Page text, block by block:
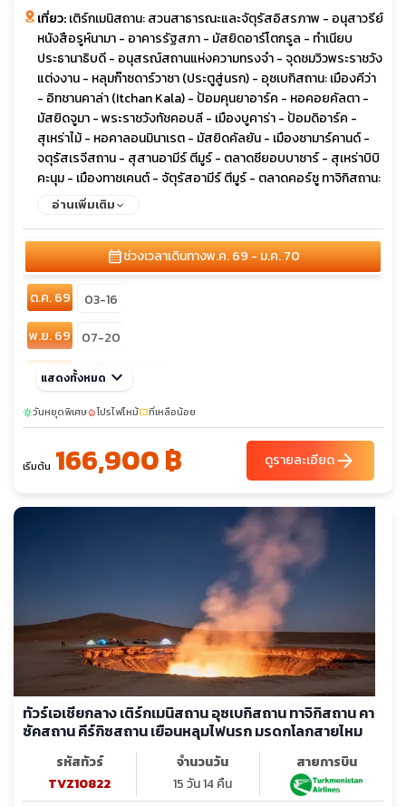
เที่ยว:เติร์กเมนิสถาน: สวนสาธารณะและจัตุรัสอิสรภาพ - อนุสาวรีย์
หนังสือรูห์นามา - อาคารรัฐสภา - มัสยิดอาร์โตกรูล - ทำเนียบ
ประธานาธิบดี - อนุสรณ์สถานแห่งความทรงจำ - จุดชมวิวพระราชวัง
แต่งงาน - หลุมก๊าซดาร์วาซา (ประตูสู่นรก) - อุซเบกิสถาน: เมืองคีว่า
- อิทชานคาล่า (Itchan Kala) - ป้อมคุนยาอาร์ค - หอคอยคัลตา -
มัสยิดจูมา - พระราชวังทัชคอบลี - เมืองบูคาร่า - ป้อมดิอาร์ค -
สุเหร่าไม้ - หอคาลอนมินาเรต - มัสยิดคัลยัน - เมืองซามาร์คานด์ -
จตุรัสเรจีสถาน - สุสานอามีร์ ตีมูร์ - ตลาดซียอบบาซาร์ - สุเหร่าบิบิ
คะนุม - เมืองทาชเคนต์ - จัตุรัสอามีร์ ตีมูร์ - ตลาดคอร์ซู ทาจิกิสถาน:
เมืองปันจาเคนท์ - เมืองดูชานเบ - พิพิธภัณฑ์โบราณวัตถุแห่งชาติ -
งอัลมาตี - ทะเลสาบโคลไซ - หุบเขาสีดำ - หุบเขาชารีนแคนยอน - ชิม
บูลัก สกีรีสอร์ท - สวนสาธารณะแพนฟิลอฟ - วิหารเซนคอฟ -
โรงงานช็อคโกแลต - ถนนอาร์บัต - คีร์กีซสถาน: เมืองบิชเคก -
จัตุรัสกลางอาละทู - จัตุรัสประชาธิปไตย - มัสยิดกลางแห่งเมือ
งบิชเคก - อุทยานแห่งชาติอะลา อาร์ชา - อนุสาวรีย์มานาส
อ่านเพิ่มเติม
calendar_monthช่วงเวลาเดินทางพ.ค. 69 - ม.ค. 70
ต.ค. 69
03-16
พ.ย. 69
07-20
ธ.ค. 69
sunny
05-18
sunny
แสดงทั้งหมด keyboard_arrow_down
sunnyวันหยุดพิเศษlocal_fire_departmentโปรไฟไหม้confirmation_numberที่เหลือน้อย
เริ่มต้น 166,900 ฿ ดูรายละเอียดarrow_forward
ทัวร์เอเชียกลาง เติร์กเมนิสถาน อุซเบกิสถาน ทาจิกิสถาน คา
ซัคสถาน คีร์กิซสถาน เยือนหลุมไฟนรก มรดกโลกสายไหม
รหัสทัวร์
TVZ10822
จำนวนวัน
15 วัน 14 คืน
สายการบิน